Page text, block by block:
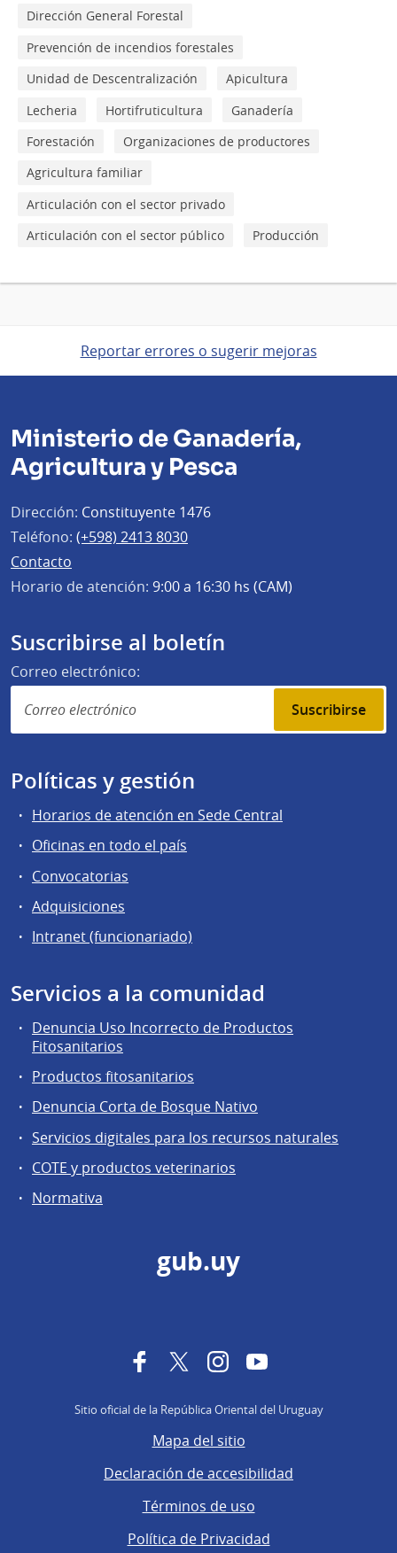
Dirección General Forestal
Prevención de incendios forestales
Unidad de Descentralización
Apicultura
Lecheria
Hortifruticultura
Ganadería
Forestación
Organizaciones de productores
Agricultura familiar
Articulación con el sector privado
Articulación con el sector público
Producción
Reportar errores o sugerir mejoras
Ministerio de Ganadería,
Agricultura y Pesca
Dirección: Constituyente 1476
Teléfono: (+598) 2413 8030
Contacto
Horario de atención: 9:00 a 16:30 hs (CAM)
Suscribirse al boletín
Correo electrónico:
Suscribirse
Políticas y gestión
Horarios de atención en Sede Central
Oficinas en todo el país
Convocatorias
Adquisiciones
Intranet (funcionariado)
Servicios a la comunidad
Denuncia Uso Incorrecto de Productos
Fitosanitarios
Productos fitosanitarios
Denuncia Corta de Bosque Nativo
Servicios digitales para los recursos naturales
COTE y productos veterinarios
Normativa
gub.uy
FacebookTwitterInstagramYouTube
Sitio oficial de la República Oriental del Uruguay
Mapa del sitio
Declaración de accesibilidad
Términos de uso
Política de Privacidad